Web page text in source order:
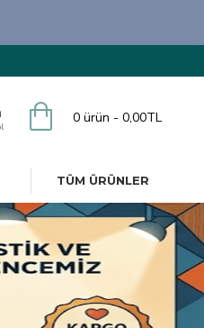
0 ürün - 0,00TL
TÜM ÜRÜNLER